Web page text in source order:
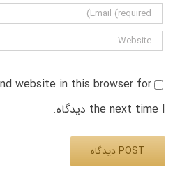
website in this browser for
the next time I دیدگاه.